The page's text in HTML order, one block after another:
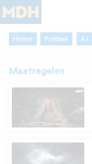
Home Politiek A.I.
Maatregelen